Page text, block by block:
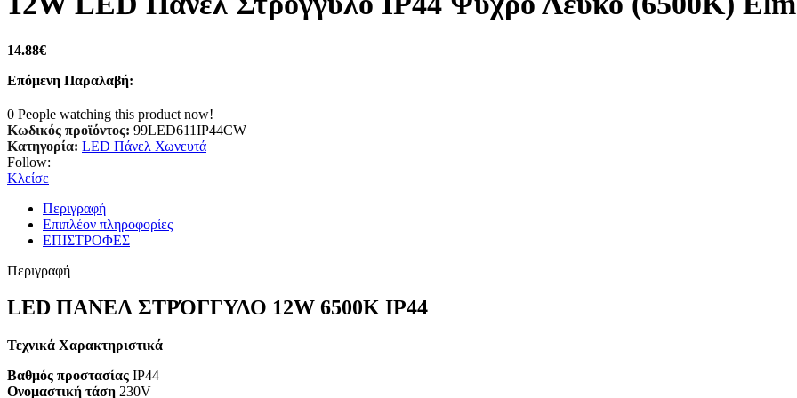
14.88€
Επόμενη Παραλαβή:
0 People watching this product now!
Κωδικός προϊόντος: 99LED611IP44CW
Κατηγορία: LED Πάνελ Χωνευτά
Follow:
Κλείσε
Περιγραφή
Επιπλέον πληροφορίες
ΕΠΙΣΤΡΟΦΕΣ
Περιγραφή
LED ΠΑΝΕΛ ΣΤΡΌΓΓΥΛΟ 12W 6500K IP44
Τεχνικά Χαρακτηριστικά
Βαθμός προστασίας IP44
Ονομαστική τάση 230V